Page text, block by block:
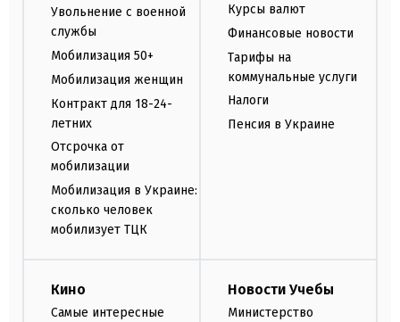
Увольнение с военной
службы
Мобилизация 50+
Мобилизация женщин
Контракт для 18-24-
летних
Отсрочка от
мобилизации
Мобилизация в Украине:
сколько человек
мобилизует ТЦК
Курсы валют
Финансовые новости
Тарифы на
коммунальные услуги
Налоги
Пенсия в Украине
Кино
Самые интересные
Новости Учебы
Министерство